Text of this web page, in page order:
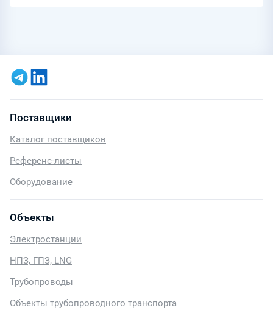
Поставщики
Каталог поставщиков
Референс-листы
Оборудование
Объекты
Электростанции
НПЗ, ГПЗ, LNG
Трубопроводы
Объекты трубопроводного транспорта